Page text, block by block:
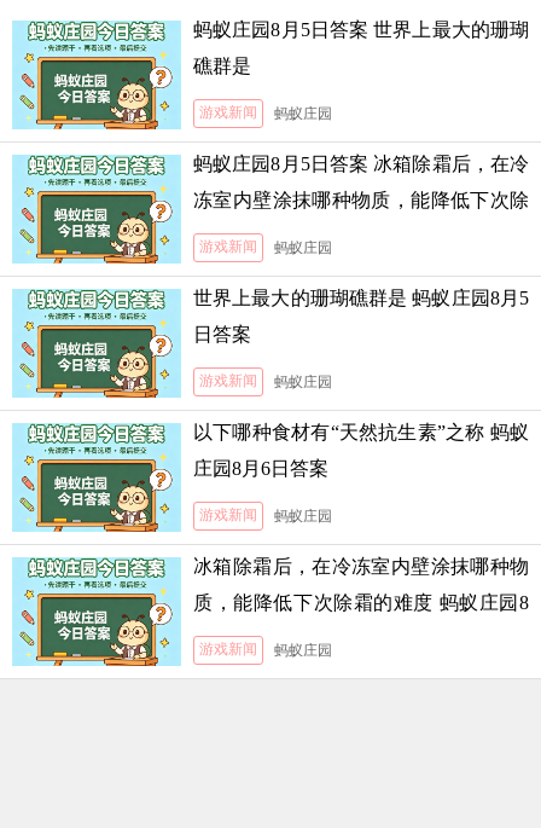
蚂蚁庄园8月5日答案 世界上最大的珊瑚
礁群是
游戏新闻 蚂蚁庄园
蚂蚁庄园8月5日答案 冰箱除霜后，在冷
冻室内壁涂抹哪种物质，能降低下次除
霜的难度
游戏新闻 蚂蚁庄园
世界上最大的珊瑚礁群是 蚂蚁庄园8月5
日答案
游戏新闻 蚂蚁庄园
以下哪种食材有“天然抗生素”之称 蚂蚁
庄园8月6日答案
游戏新闻 蚂蚁庄园
冰箱除霜后，在冷冻室内壁涂抹哪种物
质，能降低下次除霜的难度 蚂蚁庄园8
月5日答案
游戏新闻 蚂蚁庄园